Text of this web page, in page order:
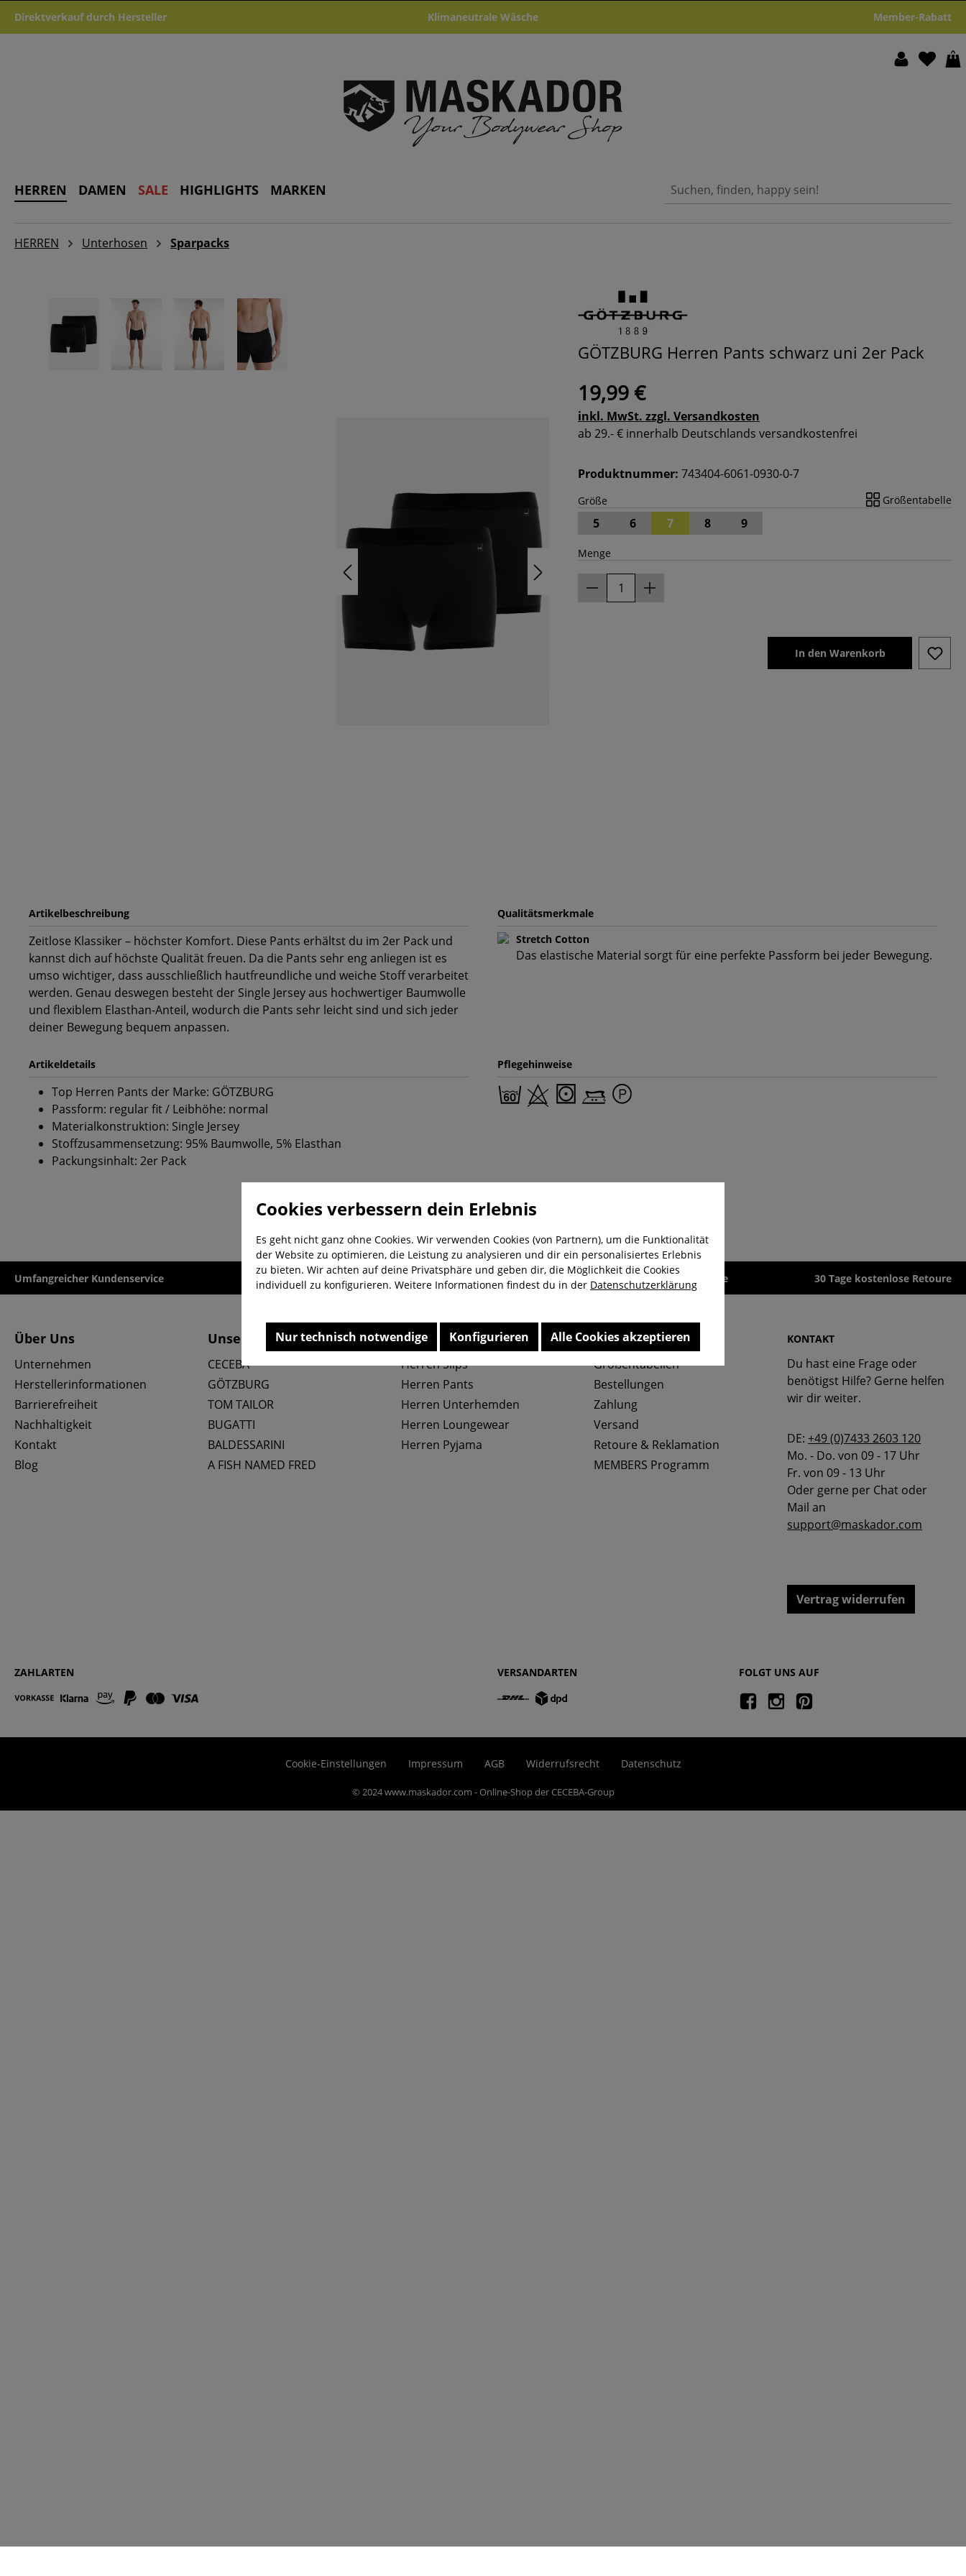
Hauptinhalt springen
Zur Suche springen
Zur Hauptnavigation springen
Direktverkauf durch Hersteller Klimaneutrale Wäsche Member-Rabatt
HERREN DAMEN SALE HIGHLIGHTS MARKEN
HERREN Unterhosen Sparpacks
GÖTZBURG Herren Pants schwarz uni 2er Pack
19,99 €
inkl. MwSt. zzgl. Versandkosten
ab 29.- € innerhalb Deutschlands versandkostenfrei
Produktnummer: 743404-6061-0930-0-7
Größe Größentabelle
5 6 7 8 9
Menge
In den Warenkorb
Artikelbeschreibung
Zeitlose Klassiker – höchster Komfort. Diese Pants erhältst du im 2er Pack und
kannst dich auf höchste Qualität freuen. Da die Pants sehr eng anliegen ist es
umso wichtiger, dass ausschließlich hautfreundliche und weiche Stoff verarbeitet
werden. Genau deswegen besteht der Single Jersey aus hochwertiger Baumwolle
und flexiblem Elasthan-Anteil, wodurch die Pants sehr leicht sind und sich jeder
deiner Bewegung bequem anpassen.
Qualitätsmerkmale
Stretch Cotton
Das elastische Material sorgt für eine perfekte Passform bei jeder Bewegung.
Artikeldetails
Top Herren Pants der Marke: GÖTZBURG
Passform: regular fit / Leibhöhe: normal
Materialkonstruktion: Single Jersey
Stoffzusammensetzung: 95% Baumwolle, 5% Elasthan
Packungsinhalt: 2er Pack
Pflegehinweise
Umfangreicher Kundenservice Kauf auf Rechnung Kostenloser Versand ab 29,-€ Lieferzeit 1-3 Werktage 30 Tage kostenlose Retoure
Über Uns
Unternehmen
Herstellerinformationen
Barrierefreiheit
Nachhaltigkeit
Kontakt
Blog
Unsere Marken
CECEBA
GÖTZBURG
TOM TAILOR
BUGATTI
BALDESSARINI
A FISH NAMED FRED
Top Kategorien
Herren Slips
Herren Pants
Herren Unterhemden
Herren Loungewear
Herren Pyjama
Service & FAQ
Größentabellen
Bestellungen
Zahlung
Versand
Retoure & Reklamation
MEMBERS Programm
KONTAKT
Du hast eine Frage oder
benötigst Hilfe? Gerne helfen
wir dir weiter.
DE:+49 (0)7433 2603 120
Mo. - Do. von 09 - 17 Uhr
Fr. von 09 - 13 Uhr
Oder gerne per Chat oder
Mail an
support@maskador.com
Vertrag widerrufen
ZAHLARTEN VERSANDARTEN FOLGT UNS AUF
Cookie-Einstellungen Impressum AGB Widerrufsrecht Datenschutz
© 2024 www.maskador.com - Online-Shop der CECEBA-Group
Cookies verbessern dein Erlebnis
Es geht nicht ganz ohne Cookies. Wir verwenden Cookies (von Partnern), um die Funktionalität
der Website zu optimieren, die Leistung zu analysieren und dir ein personalisiertes Erlebnis
zu bieten. Wir achten auf deine Privatsphäre und geben dir, die Möglichkeit die Cookies
individuell zu konfigurieren. Weitere Informationen findest du in der Datenschutzerklärung
Nur technisch notwendige Konfigurieren Alle Cookies akzeptieren